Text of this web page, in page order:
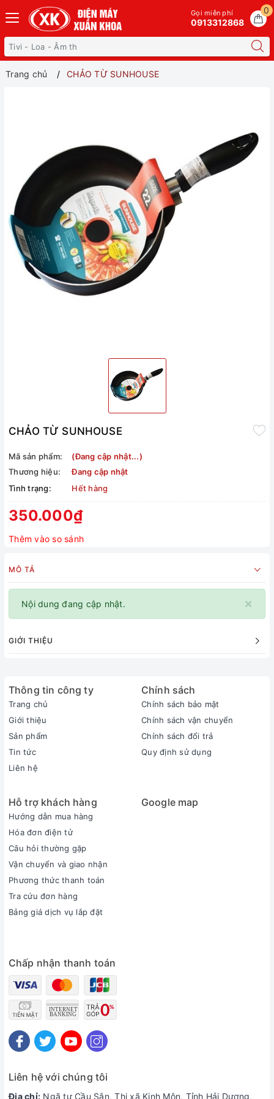
0
Gọi miễn phí
0913312868
Trang chủ CHẢO TỪ SUNHOUSE
CHẢO TỪ SUNHOUSE
Mã sản phẩm:
(Đang cập nhật...)
Thương hiệu:
Đang cập nhật
Tình trạng:
Hết hàng
350.000₫
Thêm vào so sánh
MÔ TẢ
×
Nội dung đang cập nhật.
GIỚI THIỆU
Thông tin công ty
Trang chủ
Giới thiệu
Sản phẩm
Tin tức
Liên hệ
Chính sách
Chính sách bảo mật
Chính sách vận chuyển
Chính sách đổi trả
Quy định sử dụng
Hỗ trợ khách hàng
Hướng dẫn mua hàng
Hóa đơn điện tử
Câu hỏi thường gặp
Vận chuyển và giao nhận
Phương thức thanh toán
Tra cứu đơn hàng
Bảng giá dịch vụ lắp đặt
Google map
Chấp nhận thanh toán
Liên hệ với chúng tôi
Địa chỉ: Ngã tư Cầu Sắn, Thị xã Kinh Môn, Tỉnh Hải Dương,